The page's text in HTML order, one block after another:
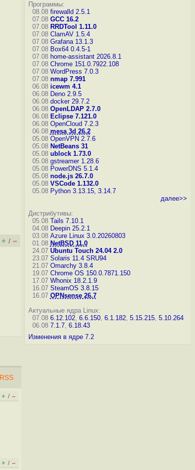
+ / –
RSS
+ / –
+ / –
Программы:
08.08 firewalld 2.5.1
07.08 GCC 16.2
07.08 RRDTool 1.11.0
07.08 ClamAV 1.5.4
07.08 Grafana 13.1.3
07.08 Box64 0.4.5-1
07.08 home-assistant 2026.8.1
07.08 Chrome 151.0.7922.108
07.08 WordPress 7.0.3
07.08 nmap 7.991
06.08 icewm 4.1
06.08 Deno 2.9.5
06.08 docker 29.7.2
06.08 OpenLDAP 2.7.0
06.08 Eclipse 7.121.0
06.08 OpenCloud 7.2.3
06.08 mesa 3d 26.2
05.08 OpenVPN 2.7.6
05.08 NetBeans 31
05.08 ublock 1.73.0
05.08 gstreamer 1.28.6
05.08 PowerDNS 5.1.4
05.08 node.js 26.7.0
05.08 VSCode 1.132.0
05.08 Python 3.13.15, 3.14.7
далее>>
Дистрибутивы:
05.08 Tails 7.10.1
04.08 Deepin 25.2.1
03.08 Azure Linux 3.0.20260803
01.08 NetBSD 11.0
24.07 Ubuntu Touch 24.04 2.0
23.07 Solaris 11.4 SRU94
21.07 Omarchy 3.8.4
19.07 Chrome OS 150.0.7871.150
17.07 Whonix 18.2.1.9
16.07 SteamOS 3.8.15
16.07 OPNsense 26.7
Актуальные ядра Linux:
07.08 6.12.102, 6.6.150, 6.1.182, 5.15.215, 5.10.264
06.08 7.1.7, 6.18.43
Изменения в ядре 7.2